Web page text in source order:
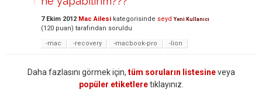
7 Ekim 2012 Mac Ailesi kategorisinde seyd Yeni Kullanıcı
(120 puan) tarafından soruldu
-mac
-recovery -macbook-pro -lion
Daha fazlasını görmek için, tüm soruların listesineveya
popüler etiketleretıklayınız.